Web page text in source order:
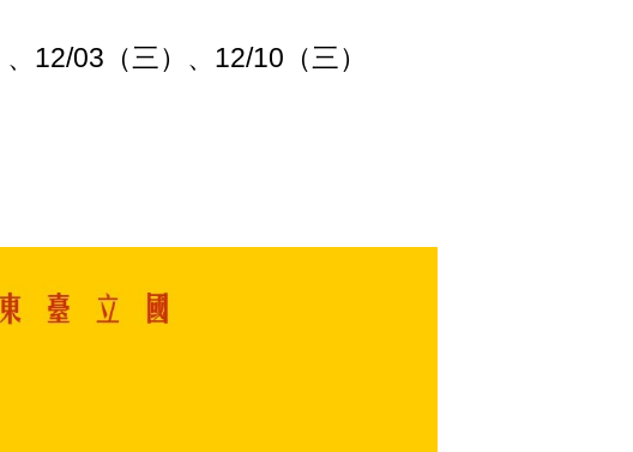
12/03（三）、12/10（三）